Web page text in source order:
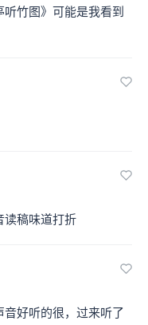
竹图》可能是我看到
读稿味道打折
好听的很，过来听了